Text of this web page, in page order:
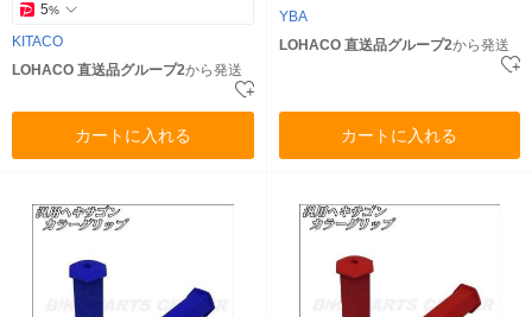
5%
KITACO
LOHACO 直送品グループ2から発送
カートに入れる
YBA
LOHACO 直送品グループ2から発送
カートに入れる